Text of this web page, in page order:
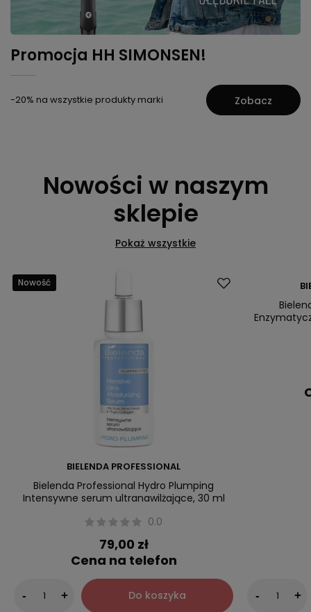
Promocja HH SIMONSEN!
-20% na wszystkie produkty marki Zobacz
Nowości w naszym
sklepie
Pokaż wszystkie
Nowość
BIELENDA PROFESSIONAL
Bielenda Professional Hydro Plumping
Intensywne serum ultranawilżające, 30 ml
0.0
79,00 zł
Cena na telefon
- + Do koszyka - +